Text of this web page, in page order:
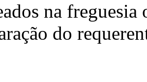
na freguesia
do